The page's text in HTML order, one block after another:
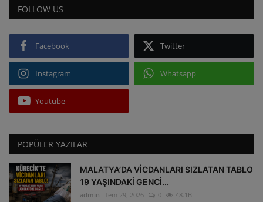
FOLLOW US
Facebook Twitter
Instagram Whatsapp
Youtube
POPÜLER YAZILAR
MALATYA’DA VİCDANLARI SIZLATAN TABLO
19 YAŞINDAKİ GENCİ...
admin Tem 29, 2026 0 48.1B